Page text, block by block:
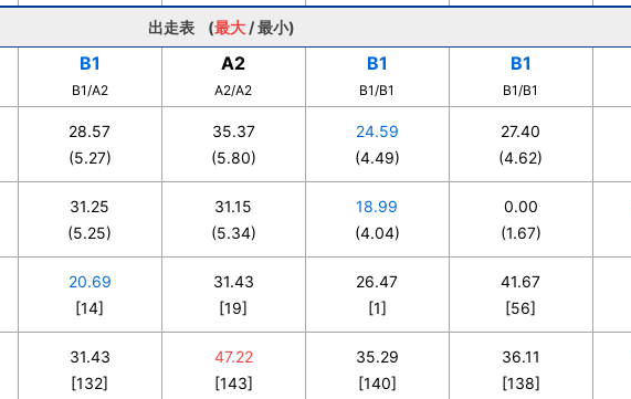
出走表 (最大 /最小)
B1
B1/A2
A2
A2/A2
B1
B1/B1
B1
B1/B1
28.57
(5.27)
35.37
(5.80)
24.59
(4.49)
27.40
(4.62)
31.25
(5.25)
31.15
(5.34)
18.99
(4.04)
0.00
(1.67)
20.69
[14]
31.43
[19]
26.47
[1]
41.67
[56]
31.43
[132]
47.22
[143]
35.29
[140]
36.11
[138]